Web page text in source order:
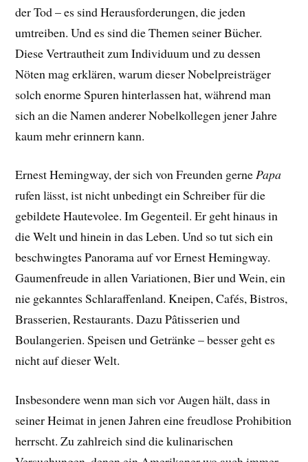
der Tod – es sind Herausforderungen, die jeden
umtreiben. Und es sind die Themen seiner Bücher.
Diese Vertrautheit zum Individuum und zu dessen
Nöten mag erklären, warum dieser Nobelpreisträger
solch enorme Spuren hinterlassen hat, während man
sich an die Namen anderer Nobelkollegen jener Jahre
kaum mehr erinnern kann.
Ernest Hemingway, der sich von Freunden gernePapa
rufen lässt, ist nicht unbedingt ein Schreiber für die
gebildete Hautevolee. Im Gegenteil. Er geht hinaus in
die Welt und hinein in das Leben. Und so tut sich ein
beschwingtes Panorama auf vor Ernest Hemingway.
Gaumenfreude in allen Variationen, Bier und Wein, ein
nie gekanntes Schlaraffenland. Kneipen, Cafés, Bistros,
Brasserien, Restaurants. Dazu Pâtisserien und
Boulangerien. Speisen und Getränke – besser geht es
nicht auf dieser Welt.
Insbesondere wenn man sich vor Augen hält, dass in
seiner Heimat in jenen Jahren eine freudlose Prohibition
herrscht. Zu zahlreich sind die kulinarischen